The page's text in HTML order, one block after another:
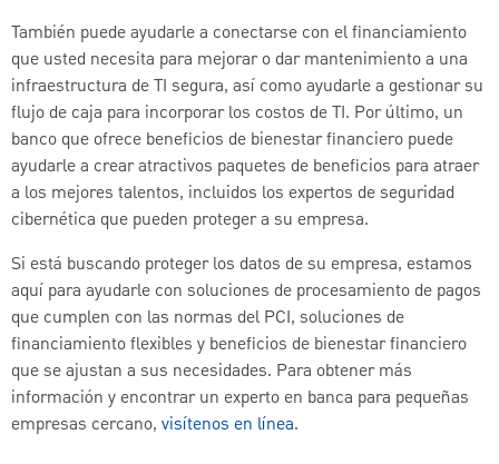
También puede ayudarle a conectarse con el financiamiento
que usted necesita para mejorar o dar mantenimiento a una
infraestructura de TI segura, así como ayudarle a gestionar su
flujo de caja para incorporar los costos de TI. Por último, un
banco que ofrece beneficios de bienestar financiero puede
ayudarle a crear atractivos paquetes de beneficios para atraer
a los mejores talentos, incluidos los expertos de seguridad
cibernética que pueden proteger a su empresa.
Si está buscando proteger los datos de su empresa, estamos
aquí para ayudarle con soluciones de procesamiento de pagos
que cumplen con las normas del PCI, soluciones de
financiamiento flexibles y beneficios de bienestar financiero
que se ajustan a sus necesidades. Para obtener más
información y encontrar un experto en banca para pequeñas
empresas cercano, visítenos en línea.